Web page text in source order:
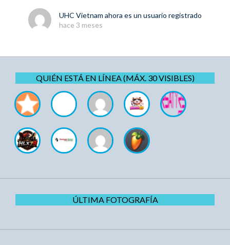
UHC Vietnam ahora es un usuario registrado
hace 3 meses
QUIÉN ESTÁ EN LÍNEA (MÁX. 30 VISIBLES)
ÚLTIMA FOTOGRAFÍA